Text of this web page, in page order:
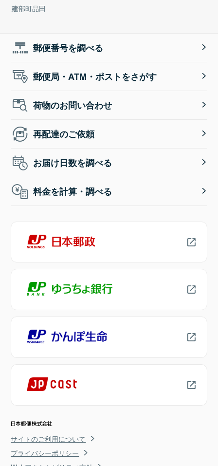
建部町品田
郵便番号を調べる
郵便局・ATM・ポストをさがす
荷物のお問い合わせ
再配達のご依頼
お届け日数を調べる
料金を計算・調べる
サイトのご利用について
プライバシーポリシー